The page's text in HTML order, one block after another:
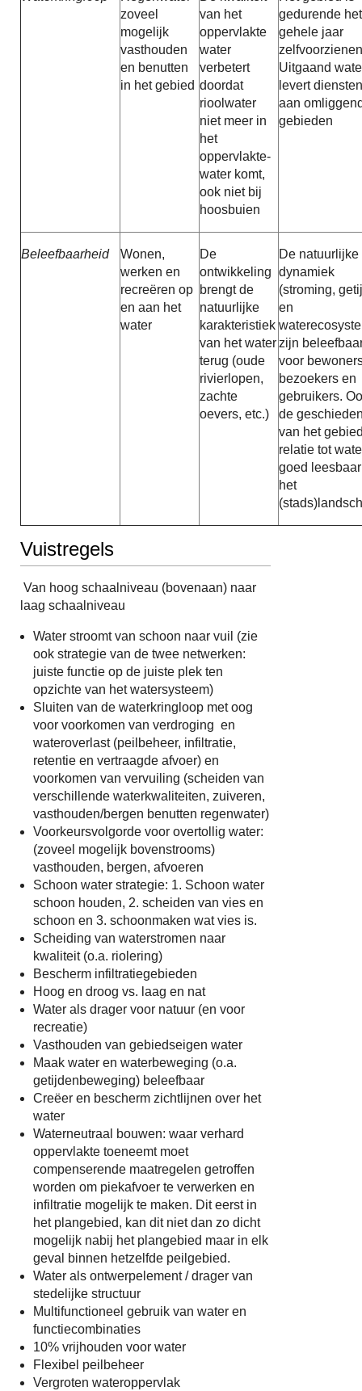
zoveel
mogelijk
vasthouden
en benutten
in het gebied
van het
oppervlakte
water
verbetert
doordat
rioolwater
niet meer in
het
oppervlakte-
water komt,
ook niet bij
hoosbuien
gedurende het
gehele jaar
Uitgaand
levert diensten
aan
gebieden
Beleefbaarheid
Wonen,
werken en
recreëren op
en aan het
water
De
ontwikkeling
brengt de
natuurlijke
karakteristiek
van het water
terug (oude
rivierlopen,
zachte
oevers, etc.)
De natuurlijke
dynamiek
(stroming,
en
zijn
voor
bezoekers en
gebruikers.
de
van het
relatie tot
goed
het
Vuistregels
Van hoog schaalniveau (bovenaan) naar
laag schaalniveau
Water stroomt van schoon naar vuil (zie
ook strategie van de twee netwerken:
juiste functie op de juiste plek ten
opzichte van het watersysteem)
Sluiten van de waterkringloop met oog
voor voorkomen van verdroging en
wateroverlast (peilbeheer, infiltratie,
retentie en vertraagde afvoer) en
voorkomen van vervuiling (scheiden van
verschillende waterkwaliteiten, zuiveren,
vasthouden/bergen benutten regenwater)
Voorkeursvolgorde voor overtollig water:
(zoveel mogelijk bovenstrooms)
vasthouden, bergen, afvoeren
Schoon water strategie: 1. Schoon water
schoon houden, 2. scheiden van vies en
schoon en 3. schoonmaken wat vies is.
Scheiding van waterstromen naar
kwaliteit (o.a. riolering)
Bescherm infiltratiegebieden
Hoog en droog vs. laag en nat
Water als drager voor natuur (en voor
recreatie)
Vasthouden van gebiedseigen water
Maak water en waterbeweging (o.a.
getijdenbeweging) beleefbaar
Creëer en bescherm zichtlijnen over het
water
Waterneutraal bouwen: waar verhard
oppervlakte toeneemt moet
compenserende maatregelen getroffen
worden om piekafvoer te verwerken en
infiltratie mogelijk te maken. Dit eerst in
het plangebied, kan dit niet dan zo dicht
mogelijk nabij het plangebied maar in elk
geval binnen hetzelfde peilgebied.
Water als ontwerpelement / drager van
stedelijke structuur
Multifunctioneel gebruik van water en
functiecombinaties
10% vrijhouden voor water
Flexibel peilbeheer
Vergroten wateroppervlak